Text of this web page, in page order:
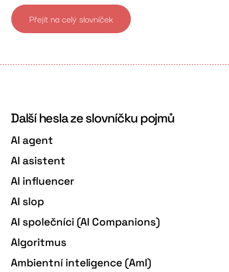
Přejít na celý slovníček
Další hesla ze slovníčku pojmů
AI agent
AI asistent
AI influencer
AI slop
AI společníci (AI Companions)
Algoritmus
Ambientní inteligence (AmI)